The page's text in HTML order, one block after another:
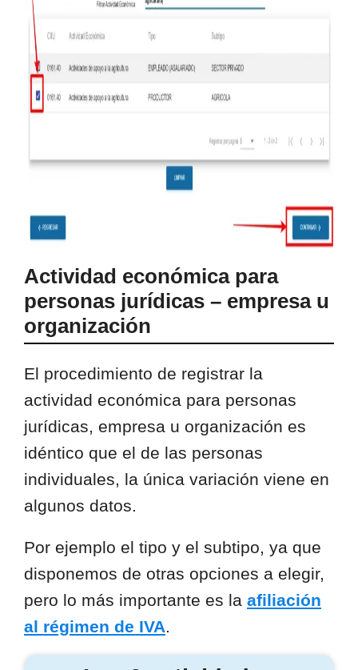
Actividad económica para
personas jurídicas – empresa u
organización
El procedimiento de registrar la
actividad económica para personas
jurídicas, empresa u organización es
idéntico que el de las personas
individuales, la única variación viene en
algunos datos.
Por ejemplo el tipo y el subtipo, ya que
disponemos de otras opciones a elegir,
pero lo más importante es la afiliación
al régimen de IVA.